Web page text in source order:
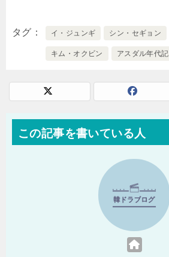
タグ イ・ジュンギ シン・セギョン
キム・オクビン アスダル年代記
この記事を書いている人